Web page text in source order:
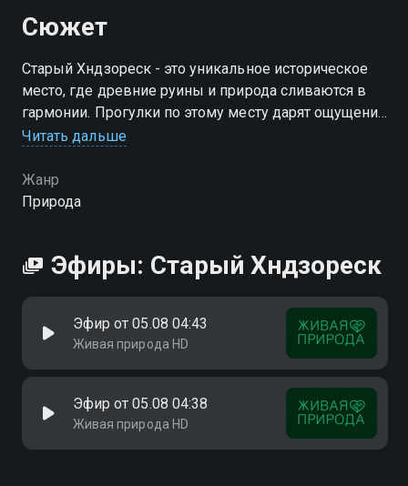
Сюжет
Старый Хндзореск - это уникальное историческое
место, где древние руины и природа сливаются в
гармонии. Прогулки по этому месту дарят ощущение
погружения в историю, окружённую живописными
Читать дальше
Жанр
Природа
Эфиры: Старый Хндзореск
Эфир от 05.08 04:43
Живая природа HD
Эфир от 05.08 04:38
Живая природа HD